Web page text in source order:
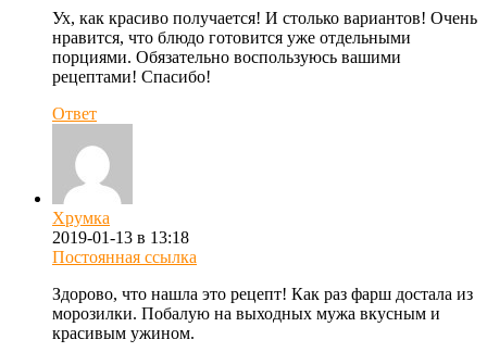
Ух, как красиво получается! И столько вариантов! Очень
нравится, что блюдо готовится уже отдельными
порциями. Обязательно воспользуюсь вашими
рецептами! Спасибо!
Ответ
Хрумка
2019-01-13 в 13:18
Постоянная ссылка
Здорово, что нашла это рецепт! Как раз фарш достала из
морозилки. Побалую на выходных мужа вкусным и
красивым ужином.